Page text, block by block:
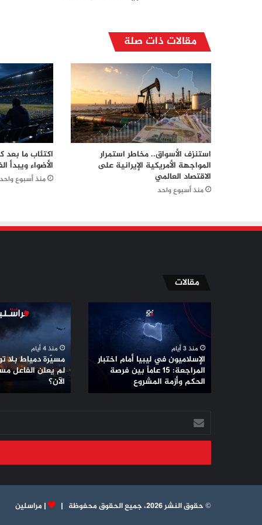
مقالات ذات صلة
استنزف الأسواق.. مخاطر استمرار
المواجهة الأمريكية الإيرانية على
الاقتصاد العالمي
منذ أسبوع واحد
اكتئاب ما
الأضواء ويبدأ
منذ أسبوع واحد
مقالات
الإسلاميون
ليبيا
أمام
اختبار
المراجعة:
عاماً
فرصة
الحكم
وأزمة
منذ 3 أيام
الإسلاميون في ليبيا أمام اختبار
المراجعة: 15 عاماً بين فرصة
الحكم وأزمة المشروع
مسيّرة
دمياط
بلا
توقيع
لماذا
لم
يعلن
الآن؟
منذ 4 أيام
مسيّرة دمياط بلا
لم يعلن الفاعل
الآن؟
أدخل
بريدك
الإلكتروني
© حقوق النشر 2026، جميع الحقوق محفوظة | |مراسلين